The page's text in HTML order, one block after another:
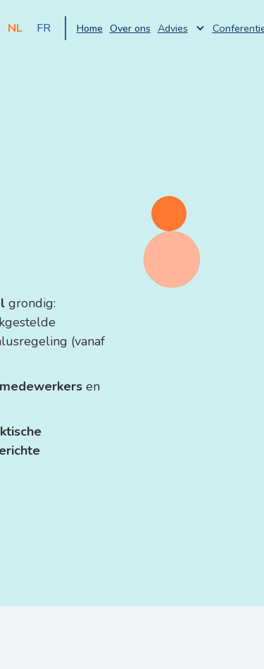
NL FR Home Over ons Advies
grondig:
(vanaf
medewerkers en